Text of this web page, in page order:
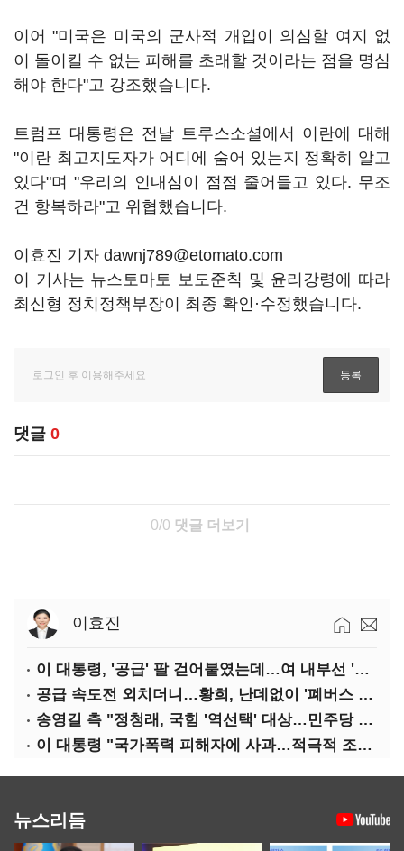
이어 "미국은 미국의 군사적 개입이 의심할 여지 없
이 돌이킬 수 없는 피해를 초래할 것이라는 점을 명심
해야 한다"고 강조했습니다.
트럼프 대통령은 전날 트루스소셜에서 이란에 대해
"이란 최고지도자가 어디에 숨어 있는지 정확히 알고
있다"며 "우리의 인내심이 점점 줄어들고 있다. 무조
건 항복하라"고 위협했습니다.
이효진 기자 dawnj789@etomato.com
이 기사는 뉴스토마토 보도준칙 및 윤리강령에 따라
최신형 정치정책부장이 최종 확인·수정했습니다.
댓글 0
0/0 댓글 더보기
이효진
이 대통령, '공급' 팔 걷어붙였는데…여 내부선 '부동산 망언'(종합)
공급 속도전 외치더니…황희, 난데없이 '폐버스 리모델링' 제안
송영길 측 "정청래, 국힘 '역선택' 대상…민주당 대표로 총선 지휘 못해"
이 대통령 "국가폭력 피해자에 사과…적극적 조사로 진실 밝혀야"
뉴스리듬